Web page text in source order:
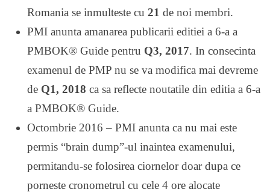
Romania se inmulteste cu 21 de noi membri.
PMI anunta amanarea publicarii editiei a 6-a a
PMBOK® Guide pentru Q3, 2017. In consecinta
examenul de PMP nu se va modifica mai devreme
de Q1, 2018 ca sa reflecte noutatile din editia a 6-a
a PMBOK® Guide.
Octombrie 2016 – PMI anunta ca nu mai este
permis “brain dump”-ul inaintea examenului,
permitandu-se folosirea ciornelor doar dupa ce
porneste cronometrul cu cele 4 ore alocate